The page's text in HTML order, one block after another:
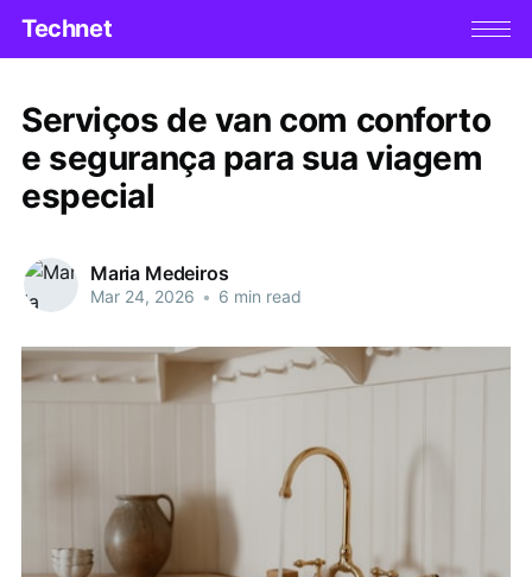
Technet
Serviços de van com conforto
e segurança para sua viagem
especial
Maria Medeiros
Mar 24, 2026 • 6 min read